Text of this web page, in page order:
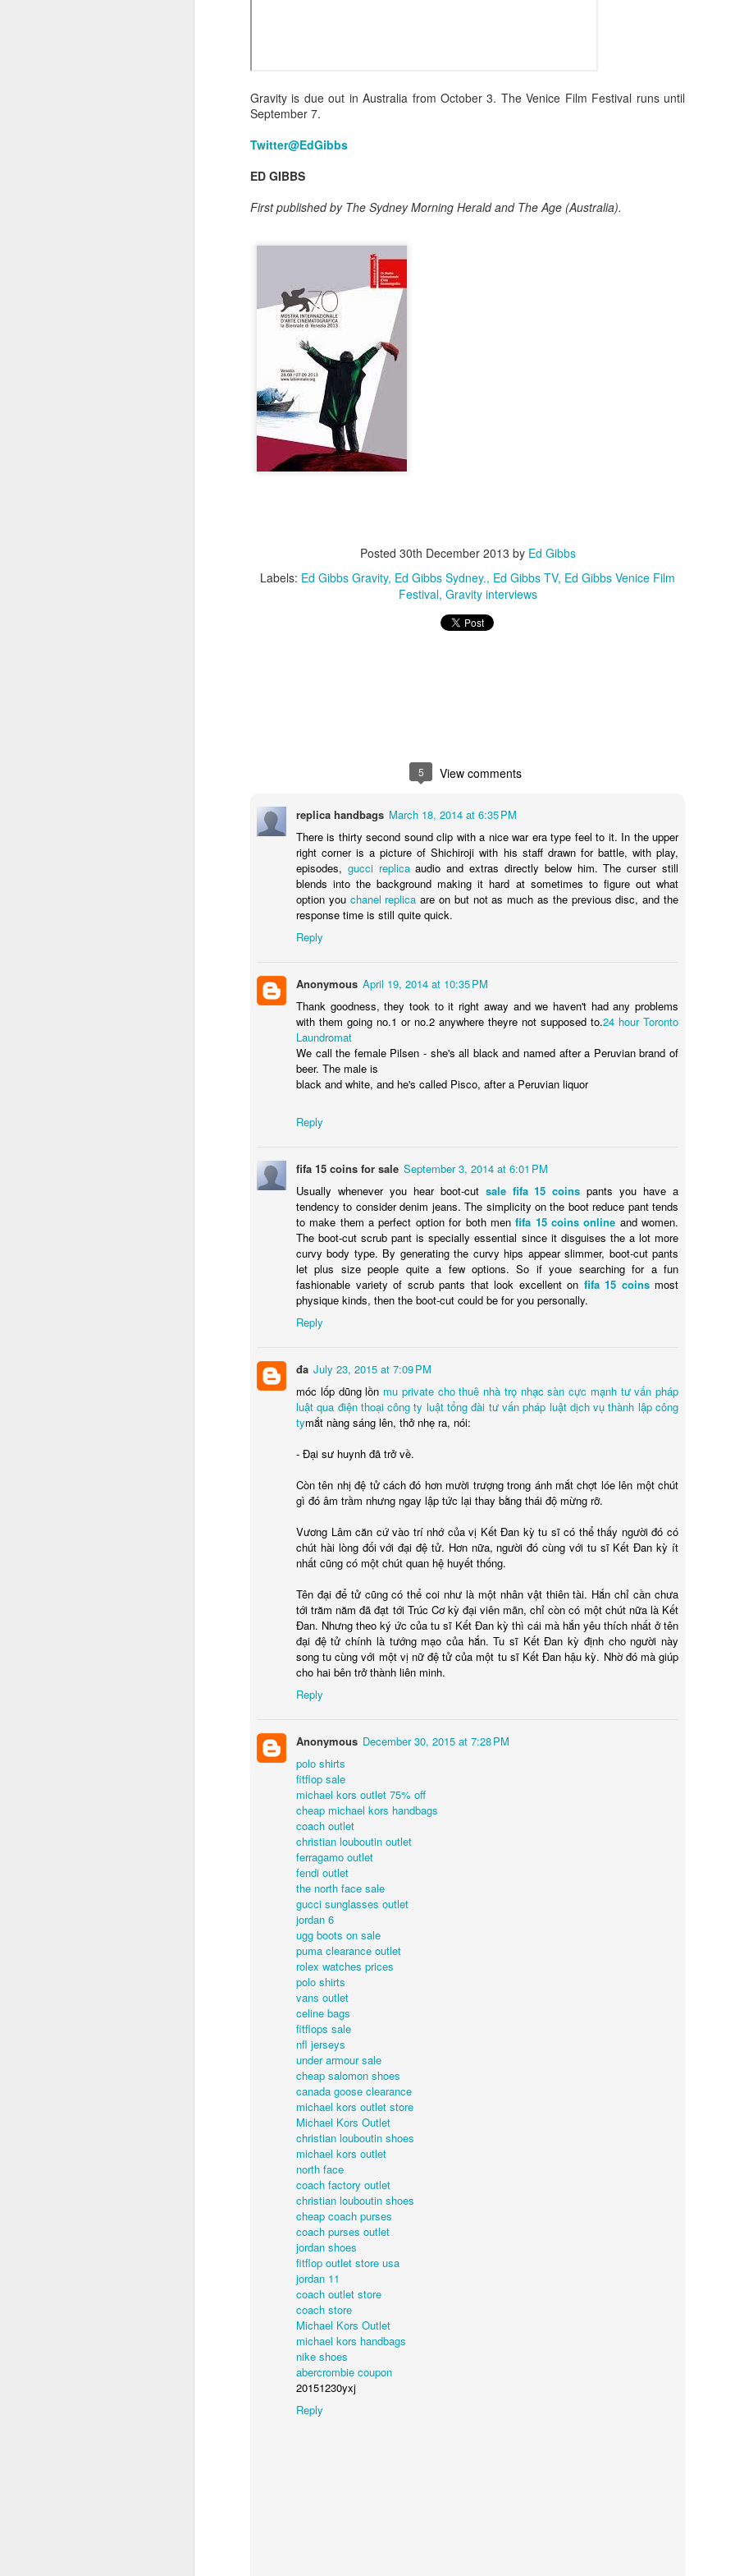
Gravity is due out in Australia from October 3. The Venice Film Festival runs until
September 7.
Twitter@EdGibbs
ED GIBBS
First published by The Sydney Morning Herald and The Age (Australia).
Posted 30th December 2013 by Ed Gibbs
Labels: Ed Gibbs Gravity Ed Gibbs Sydney. Ed Gibbs TV Ed Gibbs Venice Film
Festival Gravity interviews
5 View comments
replica handbags March 18, 2014 at 6:35 PM
There is thirty second sound clip with a nice war era type feel to it. In the upper
right corner is a picture of Shichiroji with his staff drawn for battle, with play,
episodes, gucci replicaaudio and extras directly below him. The curser still
blends into the background making it hard at sometimes to figure out what
option you chanel replica are on but not as much as the previous disc, and the
response time is still quite quick.
Reply
Anonymous April 19, 2014 at 10:35 PM
Thank goodness, they took to it right away and we haven't had any problems
with them going no.1 or no.2 anywhere theyre not supposed to.24 hour Toronto
Laundromat
We call the female Pilsen - she's all black and named after a Peruvian brand of
beer. The male is
black and white, and he's called Pisco, after a Peruvian liquor
Reply
fifa 15 coins for sale September 3, 2014 at 6:01 PM
Usually whenever you hear boot-cut sale fifa 15 coins pants you have a
tendency to consider denim jeans. The simplicity on the boot reduce pant tends
to make them a perfect option for both menfifa 15 coins online and women.
The boot-cut scrub pant is specially essential since it disguises the a lot more
curvy body type. By generating the curvy hips appear slimmer, boot-cut pants
let plus size people quite a few options. So if youe searching for a fun
fashionable variety of scrub pants that look excellent on fifa 15 coinsmost
physique kinds, then the boot-cut could be for you personally.
Reply
đa July 23, 2015 at 7:09 PM
móc lốp dũng lồn mu private cho thuê nhà trọ nhạc sàn cực mạnh tư vấn pháp
luật qua điện thoại công ty luật tổng đài tư vấn pháp luật dịch vụ thành lập công
tymắt nàng sáng lên, thở nhẹ ra, nói:
- Đại sư huynh đã trở về.
Còn tên nhị đệ tử cách đó hơn mười trượng trong ánh mắt chợt lóe lên một chút
gì đó âm trầm nhưng ngay lập tức lại thay bằng thái độ mừng rỡ.
Vương Lâm căn cứ vào trí nhớ của vị Kết Đan kỳ tu sĩ có thể thấy người đó có
chút hài lòng đối với đại đệ tử. Hơn nữa, người đó cùng với tu sĩ Kết Đan kỳ ít
nhất cũng có một chút quan hệ huyết thống.
Tên đại để tử cũng có thể coi như là một nhân vật thiên tài. Hắn chỉ cần chưa
tới trăm năm đã đạt tới Trúc Cơ kỳ đại viên mãn, chỉ còn có một chút nữa là Kết
Đan. Nhưng theo ký ức của tu sĩ Kết Đan kỳ thì cái mà hắn yêu thích nhất ở tên
đại đệ tử chính là tướng mạo của hắn. Tu sĩ Kết Đan kỳ định cho người này
song tu cùng với một vị nữ đệ tử của một tu sĩ Kết Đan hậu kỳ. Nhờ đó mà giúp
cho hai bên trở thành liên minh.
Reply
Anonymous December 30, 2015 at 7:28 PM
polo shirts
fitflop sale
michael kors outlet 75% off
cheap michael kors handbags
coach outlet
christian louboutin outlet
ferragamo outlet
fendi outlet
the north face sale
gucci sunglasses outlet
jordan 6
ugg boots on sale
puma clearance outlet
rolex watches prices
polo shirts
vans outlet
celine bags
fitflops sale
nfl jerseys
under armour sale
cheap salomon shoes
canada goose clearance
michael kors outlet store
Michael Kors Outlet
christian louboutin shoes
michael kors outlet
north face
coach factory outlet
christian louboutin shoes
cheap coach purses
coach purses outlet
jordan shoes
fitflop outlet store usa
jordan 11
coach outlet store
coach store
Michael Kors Outlet
michael kors handbags
nike shoes
abercrombie coupon
20151230yxj
Reply
28 View comments
To coincide with his directorial debut "La Petite Mort", I had the pleasure of hosting an in
Michael Smiley last autumn.
Best-known for his work with director Ben Wheatley (Kill List, A Field in England et al) and
franchise, Smiley's turn behind the lens is no less arresting. A striking, visceral dramatic
explores exactly what its title suggests in an altogether unpredictable way. Beautifully shot in
South London's Brockwell Park, the film and our in conversation attracted a lively crowd on an
afternoon.
Some photos of the event at the Norwich Film Festival can be viewed here. For the latest
Posted 23rd September 2020by Ed Gibbs
Labels: Ed Gibbs host live events ed gibbs michael smiley norwich film festival
52 View comments
Happy birthday, Terence Stamp!
LAST SUMMER, I had the pleasure of hosting a lively Q&A with the legendary Terence Stamp.
25th anniversary screening of Priscilla, Queen of the Desert at Picturehouse Central in London.
As animated as ever, the acting great relived his most unlikely of roles – of playing an
Australian outback – with great fondness. He also generously took questions from the
anecdotes, he waxed lyrical on the acting process and why today, he's still busy working. He
of filming in London with director Edgar Wright.
Some photos from the event, organised by the London Australian Film Festival, feature here.
to revisit, is available on DVD/Blu-ray from the BFI Shop and other retailers.
ED GIBBS